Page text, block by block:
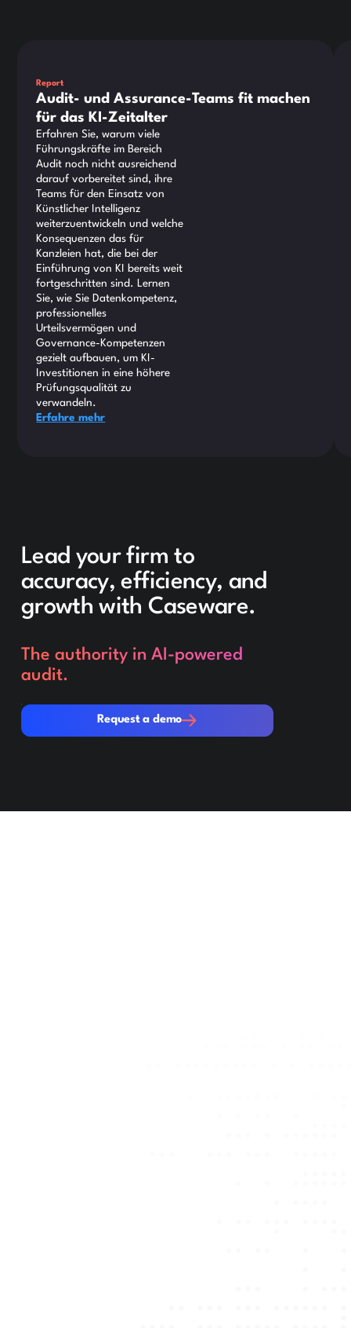
Report
Audit- und Assurance-Teams fit machen
für das KI-Zeitalter
Erfahren Sie, warum viele
Führungskräfte im Bereich
Audit noch nicht ausreichend
darauf vorbereitet sind, ihre
Teams für den Einsatz von
Künstlicher Intelligenz
weiterzuentwickeln und welche
Konsequenzen das für
Kanzleien hat, die bei der
Einführung von KI bereits weit
fortgeschritten sind. Lernen
Sie, wie Sie Datenkompetenz,
professionelles
Urteilsvermögen und
Governance-Kompetenzen
gezielt aufbauen, um KI-
Investitionen in eine höhere
Prüfungsqualität zu
verwandeln.
Erfahre mehr
Lead your firm to
accuracy, efficiency, and
growth with Caseware.
The authority in AI-powered
audit.
Request a demo
Request a demo